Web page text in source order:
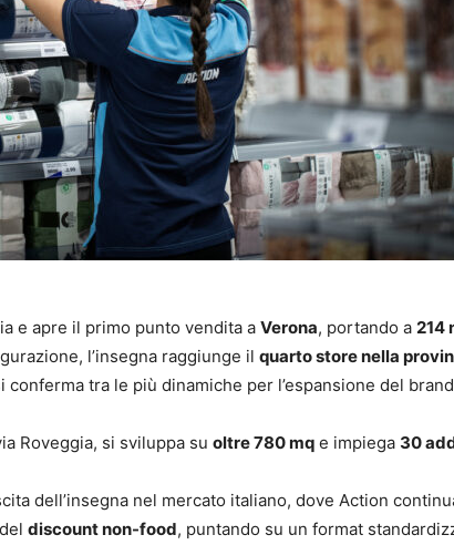
e apre il primo punto vendita a Verona, portando a 214
l’insegna raggiunge il quarto store nella
conferma tra le più dinamiche per l’espansione del
Roveggia, si sviluppa su oltre 780 mq e impiega 30
dell’insegna nel mercato italiano, dove Action
discount non-food, puntando su un format